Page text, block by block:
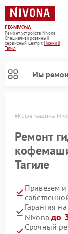
FIX-NIVONA
Ремонт устройств Nivona
Специализированный
cервисный центр г.Нижний
Тагил
Мы
Кофемашина
Ремонт
Тагиле
Привезем
Гарантия
Nivonaдо
Срочный